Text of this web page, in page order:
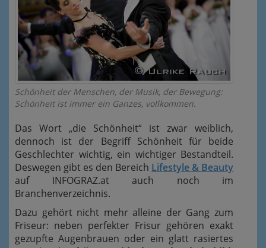
Schönheit der Menschen, der Musik, der Bewegung:
Schönheit ist immer ein Ganzes, vollkommen.
Das Wort „die Schönheit“ ist zwar weiblich,
dennoch ist der Begriff Schönheit für beide
Geschlechter wichtig, ein wichtiger Bestandteil.
Deswegen gibt es den Bereich Lifestyle & Beauty
auf INFOGRAZ.at auch noch im
Branchenverzeichnis.
Dazu gehört nicht mehr alleine der Gang zum
Friseur: neben perfekter Frisur gehören exakt
gezupfte Augenbrauen oder ein glatt rasiertes